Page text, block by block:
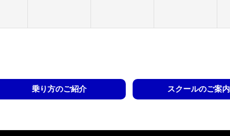
乗り方のご紹介 スクールのご案内